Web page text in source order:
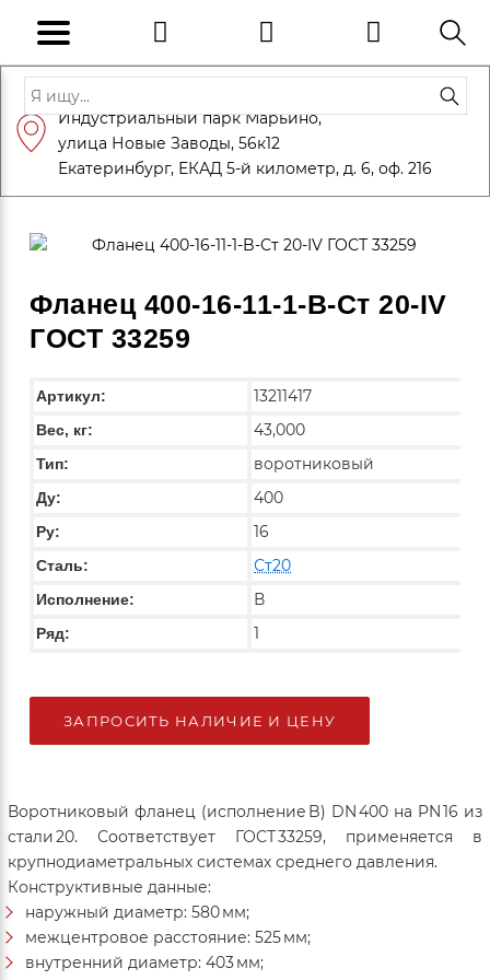
+7 (812) 600-10-15
info@eversteel.ru
Адрес: Санкт-Петербург, Петергоф,
Индустриальный парк Марьино,
улица Новые Заводы, 56к12
Екатеринбург, ЕКАД 5-й километр, д. 6, оф. 216
ЗАКАЗАТЬ ЗВОНОК
Фланец 400-16-11-1-B-Ст 20-IV
ГОСТ 33259
Артикул: 13211417
Вес, кг: 43,000
Тип: воротниковый
Ду: 400
Ру: 16
Сталь: Ст20
Исполнение: В
Ряд: 1
ЗАПРОСИТЬ НАЛИЧИЕ И ЦЕНУ
Воротниковый фланец (исполнение B) DN 400 на PN 16 из
стали 20. Соответствует ГОСТ 33259, применяется в
крупнодиаметральных системах среднего давления.
Конструктивные данные:
наружный диаметр: 580 мм;
межцентровое расстояние: 525 мм;
внутренний диаметр: 403 мм;